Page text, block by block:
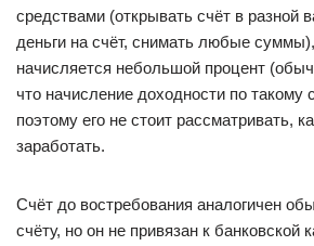
средствами (открывать счёт в разной
деньги на счёт, снимать любые
начисляется небольшой процент
что начисление доходности по такому
поэтому его не стоит рассматривать,
заработать.
Счёт до востребования аналогичен
счёту, но он не привязан к банковской